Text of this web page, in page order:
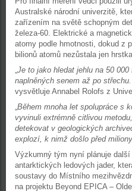
Australské národní univerzitě,
zařízením na světě schopným
železa-60. Elektrické a
atomy podle hmotnosti, dokud z
bilionů atomů nezůstala jen
„Je to jako hledat jehlu na 50
naplněných senem až po
vysvětluje Annabel Rolofs z
„Během mnoha let spolupráce s
vyvinuli extrémně citlivou
detekovat v geologických
explozí, k nimž došlo před
Výzkumný tým nyní plánuje
antarktických ledových jader,
soustavy do Místního
na projektu Beyond EPICA –